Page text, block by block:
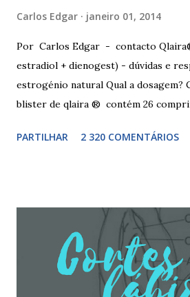
Carlos Edgar janeiro 01, 2014
Por Carlos Edgar - contacto
estradiol + dienogest) - dúvidas e
estrogénio natural Qual a dosagem?
blister de qlaira ® contém 26
comprimidos inativos brancos na
estradiol (estrogénio natural) e 2
comprimidos amarelo claros, contêm
estradiol (estrogénio natural) e 3
comprimidos vermelho escuros,
PARTILHAR 2 320 COMENTÁRIOS